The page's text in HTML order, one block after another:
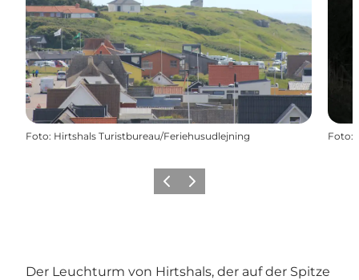
Foto: Hirtshals Turistbureau/Feriehusudlejning Foto:
ZurückWeiter
Der Leuchturm von Hirtshals, der auf der Spitze